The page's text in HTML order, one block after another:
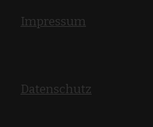
Impressum
Datenschutz